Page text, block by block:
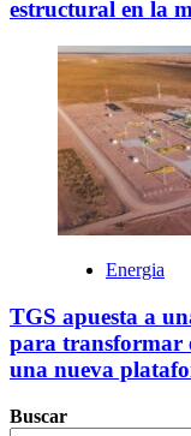
estructural en la
Energia
TGS apuesta a
para transformar
una nueva
Buscar